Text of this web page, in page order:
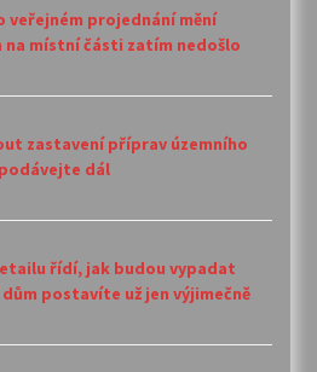
veřejném projednání mění
místní části zatím nedošlo
zastavení příprav územního
dál
řídí, jak budou vypadat
postavíte už jen výjimečně